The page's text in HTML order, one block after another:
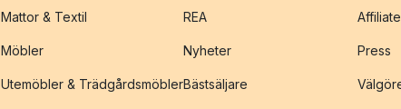
Mattor & Textil
Möbler
Utemöbler & Trädgårdsmöbler
REA
Nyheter
Bästsäljare
Affiliate
Press